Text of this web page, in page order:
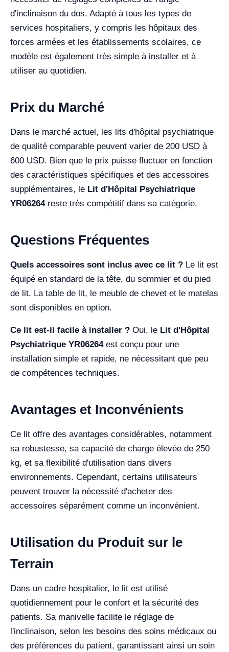
d'inclinaison du dos. Adapté à tous les types de
services hospitaliers, y compris les hôpitaux des
forces armées et les établissements scolaires, ce
modèle est également très simple à installer et à
utiliser au quotidien.
Prix du Marché
Dans le marché actuel, les lits d'hôpital psychiatrique
de qualité comparable peuvent varier de 200 USD à
600 USD. Bien que le prix puisse fluctuer en fonction
des caractéristiques spécifiques et des accessoires
supplémentaires, le Lit d'Hôpital Psychiatrique
YR06264reste très compétitif dans sa catégorie.
Questions Fréquentes
Quels accessoires sont inclus avec ce lit ? Le lit est
équipé en standard de la tête, du sommier et du pied
de lit. La table de lit, le meuble de chevet et le matelas
sont disponibles en option.
Ce lit est-il facile à installer ? Oui, le Lit d'Hôpital
Psychiatrique YR06264est conçu pour une
installation simple et rapide, ne nécessitant que peu
de compétences techniques.
Avantages et Inconvénients
Ce lit offre des avantages considérables, notamment
sa robustesse, sa capacité de charge élevée de 250
kg, et sa flexibilité d'utilisation dans divers
environnements. Cependant, certains utilisateurs
peuvent trouver la nécessité d'acheter des
accessoires séparément comme un inconvénient.
Utilisation du Produit sur le
Terrain
Dans un cadre hospitalier, le lit est utilisé
quotidiennement pour le confort et la sécurité des
patients. Sa manivelle facilite le réglage de
l'inclinaison, selon les besoins des soins médicaux ou
des préférences du patient, garantissant ainsi un soin